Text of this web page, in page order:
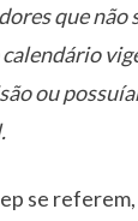
que não
ou
se referem,